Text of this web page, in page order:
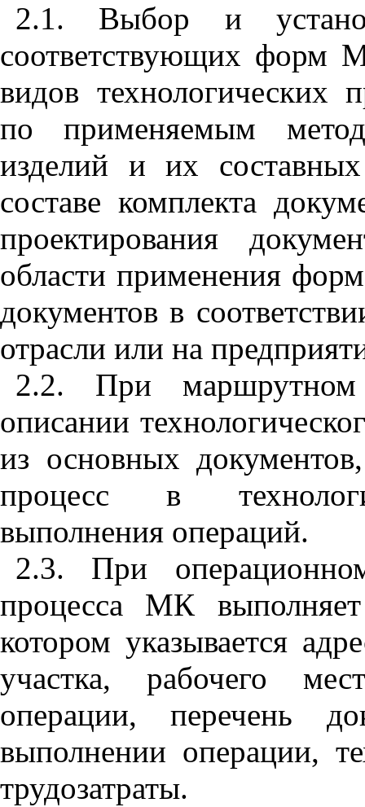
2.1. Выбор и
соответствующих форм
видов технологических
по применяемым
изделий и их
составе комплекта
проектирования
области применения
документов в
отрасли или на
2.2. При маршрутном
описании
из основных
процесс в
выполнения операций.
2.3. При
процесса МК
котором указывается
участка, рабочего
операции, перечень
выполнении операции,
трудозатраты.